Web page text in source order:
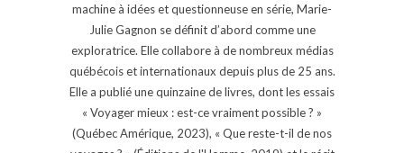
machine à idées et questionneuse en série, Marie-
Julie Gagnon se définit d’abord comme une
exploratrice. Elle collabore à de nombreux médias
québécois et internationaux depuis plus de 25 ans.
Elle a publié une quinzaine de livres, dont les essais
« Voyager mieux : est-ce vraiment possible ? »
(Québec Amérique, 2023), « Que reste-t-il de nos